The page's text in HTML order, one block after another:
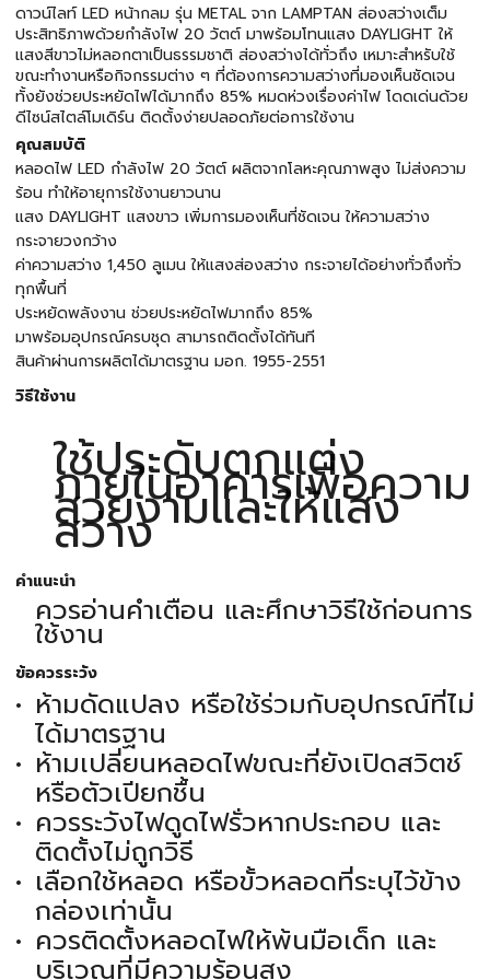
ดาวน์ไลท์ LED หน้ากลม รุ่น METAL จาก LAMPTAN ส่องสว่างเต็ม
ประสิทธิภาพด้วยกำลังไฟ 20 วัตต์ มาพร้อมโทนแสง DAYLIGHT ให้
แสงสีขาวไม่หลอกตาเป็นธรรมชาติ ส่องสว่างได้ทั่วถึง เหมาะสำหรับใช้
ขณะทำงานหรือกิจกรรมต่าง ๆ ที่ต้องการความสว่างที่มองเห็นชัดเจน
ทั้งยังช่วยประหยัดไฟได้มากถึง 85% หมดห่วงเรื่องค่าไฟ โดดเด่นด้วย
ดีไซน์สไตล์โมเดิร์น ติดตั้งง่ายปลอดภัยต่อการใช้งาน
คุณสมบัติ
หลอดไฟ LED กำลังไฟ 20 วัตต์ ผลิตจากโลหะคุณภาพสูง ไม่ส่งความ
ร้อน ทำให้อายุการใช้งานยาวนาน
แสง DAYLIGHT แสงขาว เพิ่มการมองเห็นที่ชัดเจน ให้ความสว่าง
กระจายวงกว้าง
ค่าความสว่าง 1,450 ลูเมน ให้แสงส่องสว่าง กระจายได้อย่างทั่วถึงทั่ว
ทุกพื้นที่
ประหยัดพลังงาน ช่วยประหยัดไฟมากถึง 85%
มาพร้อมอุปกรณ์ครบชุด สามารถติดตั้งได้ทันที
สินค้าผ่านการผลิตได้มาตรฐาน มอก. 1955-2551
วิธีใช้งาน
ใช้ประดับตกแต่ง
ภายในอาคารเพื่อความ
สวยงามและให้แสง
สว่าง
คำแนะนำ
ควรอ่านคำเตือน และศึกษาวิธีใช้ก่อนการ
ใช้งาน
ข้อควรระวัง
ห้ามดัดแปลง หรือใช้ร่วมกับอุปกรณ์ที่ไม่
ได้มาตรฐาน
ห้ามเปลี่ยนหลอดไฟขณะที่ยังเปิดสวิตช์
หรือตัวเปียกชื้น
ควรระวังไฟดูดไฟรั่วหากประกอบ และ
ติดตั้งไม่ถูกวิธี
เลือกใช้หลอด หรือขั้วหลอดที่ระบุไว้ข้าง
กล่องเท่านั้น
ควรติดตั้งหลอดไฟให้พ้นมือเด็ก และ
บริเวณที่มีความร้อนสูง